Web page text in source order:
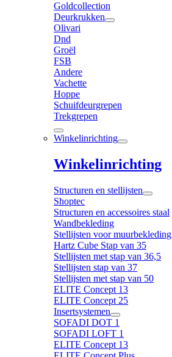
Goldcollection
Deurkrukken
Olivari
Dnd
Groël
FSB
Andere
Vachette
Hoppe
Schuifdeurgrepen
Trekgrepen
Winkelinrichting
Winkelinrichting
Structuren en stellijsten
Shoptec
Structuren en accessoires staal
Wandbekleding
Stellijsten voor muurbekleding
Hartz Cube Stap van 35
Stellijsten met stap van 36,5
Stellijsten stap van 37
Stellijsten met stap van 50
ELITE Concept 13
ELITE Concept 25
Insertsystemen
SOFADI DOT 1
SOFADI LOFT 1
ELITE Concept 13